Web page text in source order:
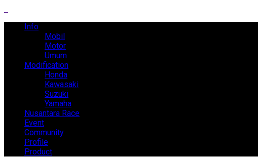
Info
Mobil
Motor
Umum
Modification
Honda
Kawasaki
Suzuki
Yamaha
Nusantara Race
Event
Community
Profile
Product